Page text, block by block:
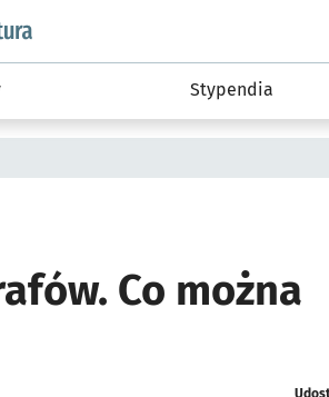
podserwis: Kultura
Stypendia
Co można